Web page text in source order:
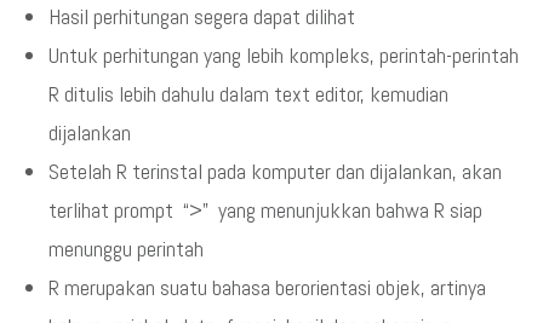
Hasil perhitungan segera dapat dilihat
Untuk perhitungan yang lebih kompleks, perintah-perintah
R ditulis lebih dahulu dalam text editor, kemudian
dijalankan
Setelah R terinstal pada komputer dan dijalankan, akan
terlihat prompt “>” yang menunjukkan bahwa R siap
menunggu perintah
R merupakan suatu bahasa berorientasi objek, artinya